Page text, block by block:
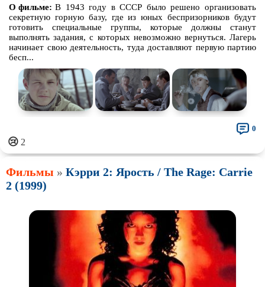
О фильме: В 1943 году в СССР было решено организовать
секретную горную базу, где из юных беспризорников будут
готовить специальные группы, которые должны станут
выполнять задания, с которых невозможно вернуться. Лагерь
начинает свою деятельность, туда доставляют первую партию
бесп...
😢 2
0
Фильмы » Кэрри 2: Ярость / The Rage: Carrie
2 (1999)